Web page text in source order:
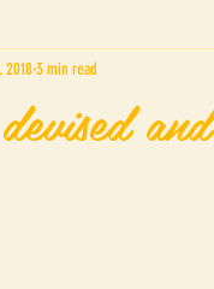
NOV 4 5
20183 min read